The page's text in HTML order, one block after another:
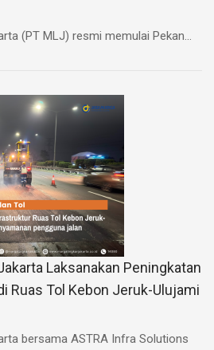
(PT MLJ) resmi memulai Pekan...
Laksanakan Peningkatan
Ruas Tol Kebon Jeruk-Ulujami
bersama ASTRA Infra Solutions